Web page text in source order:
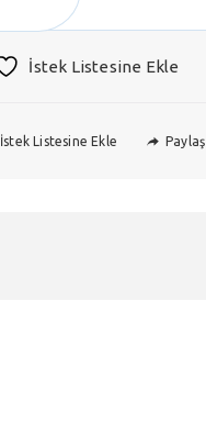
İstek Listesine Ekle
İstek Listesine Ekle Paylaş